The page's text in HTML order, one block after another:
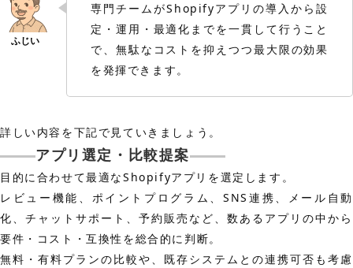
専門チームがShopifyアプリの導入から設
定・運用・最適化までを一貫して行うこと
で、無駄なコストを抑えつつ最大限の効果
を発揮できます。
詳しい内容を下記で見ていきましょう。
アプリ選定・比較提案
目的に合わせて最適なShopifyアプリを選定します。
レビュー機能、ポイントプログラム、SNS連携、メール自動
化、チャットサポート、予約販売など、数あるアプリの中から
要件・コスト・互換性を総合的に判断。
無料・有料プランの比較や、既存システムとの連携可否も考慮